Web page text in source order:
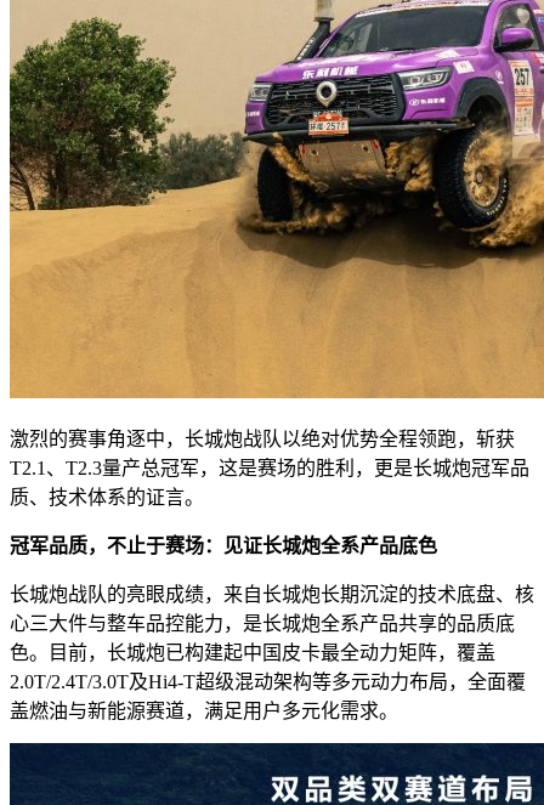
激烈的赛事角逐中，长城炮战队以绝对优势全程领跑，斩获
T2.1、T2.3量产总冠军，这是赛场的胜利，更是长城炮冠军品
质、技术体系的证言。
冠军品质，不止于赛场：见证长城炮全系产品底色
长城炮战队的亮眼成绩，来自长城炮长期沉淀的技术底盘、核
心三大件与整车品控能力，是长城炮全系产品共享的品质底
色。目前，长城炮已构建起中国皮卡最全动力矩阵，覆盖
2.0T/2.4T/3.0T及Hi4-T超级混动架构等多元动力布局，全面覆
盖燃油与新能源赛道，满足用户多元化需求。